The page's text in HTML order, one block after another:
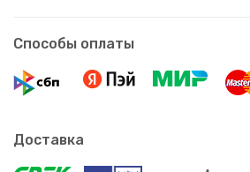
Способы оплаты
Доставка